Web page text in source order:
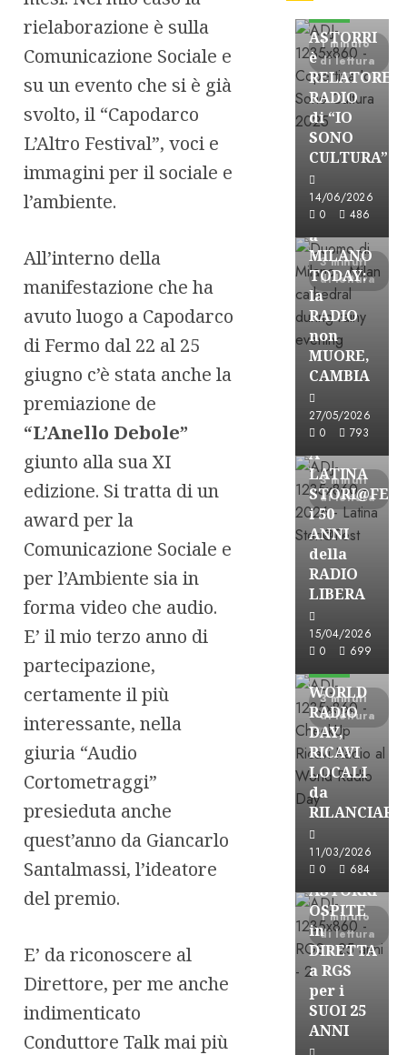
rielaborazione è sulla
Comunicazione Sociale e
su un evento che si è già
svolto, il “Capodarco
L’Altro Festival”, voci e
immagini per il sociale e
l’ambiente.
All’interno della
manifestazione che ha
avuto luogo a Capodarco
di Fermo dal 22 al 25
giugno c’è stata anche la
premiazione de
“L’Anello Debole”
giunto alla sua XI
edizione. Si tratta di un
award per la
Comunicazione Sociale e
per l’Ambiente sia in
forma video che audio.
E’ il mio terzo anno di
partecipazione,
certamente il più
interessante, nella
giuria “Audio
Cortometraggi”
presieduta anche
quest’anno da Giancarlo
Santalmassi, l’ideatore
del premio.
E’ da riconoscere al
Direttore, per me anche
indimenticato
Conduttore Talk mai più
1 minuto
di lettura
ASTORRI
è
RELATORE
RADIO
di “IO
SONO
CULTURA”
14/06/2026
0
486
3 minuti
di lettura
FREE
ASTORRI
a
MILANO
TODAY:
la
RADIO
non
MUORE,
CAMBIA
27/05/2026
0
793
3 minuti
di lettura
Astorri News
FREE
A
LATINA
i 50
ANNI
della
RADIO
LIBERA
15/04/2026
0
699
3 minuti
di lettura
Astorri News
WORLD
RADIO
DAY,
RICAVI
LOCALI
da
RILANCIARE
11/03/2026
0
684
1 minuto
di lettura
Astorri News
FREE
ASTORRI
OSPITE
in
DIRETTA
a RGS
per i
SUOI 25
ANNI